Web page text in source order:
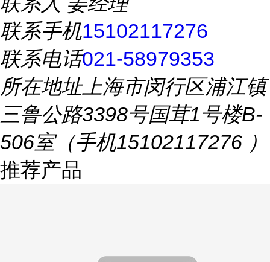
联系手机15102117276
联系电话021-58979353
所在地址上海市闵行区浦江镇
三鲁公路3398号国茸1号楼B-
506室（手机15102117276 ）
推荐产品